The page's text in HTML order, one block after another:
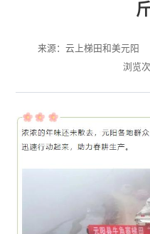
来源：云上梯田和美元阳
浏览次